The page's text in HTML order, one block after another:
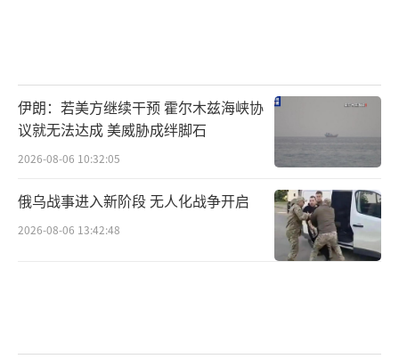
伊朗：若美方继续干预 霍尔木兹海峡协
议就无法达成 美威胁成绊脚石
2026-08-06 10:32:05
俄乌战事进入新阶段 无人化战争开启
2026-08-06 13:42:48